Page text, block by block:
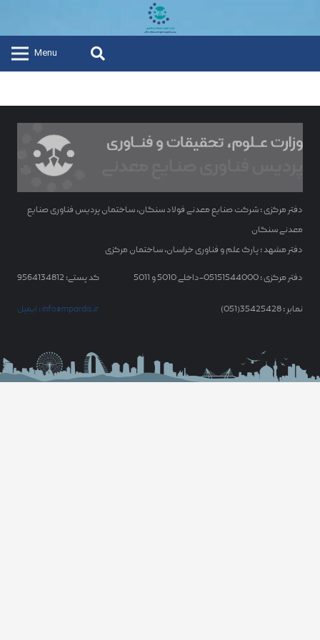
Menu
دفتر مرکزی : شرکت صنایع معدنی فولاد سنگان، ساختمان پردیس فناوری صنایع
معدنی سنگان
دفتر مشهد : پارک علم و فناوری خراسان، ساختمان مرکزی
کد پستی: 9564134812 دفتر مرکزی : 05151544000-داخلی 5010 و 5011
ایمیل : info@mpardis.ir نمابر : 35425428(051)